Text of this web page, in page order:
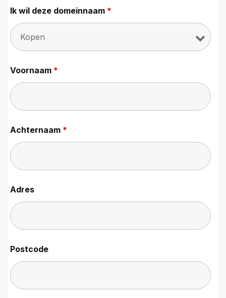
Ik wil deze domeinnaam *
Voornaam *
Achternaam *
Adres
Postcode